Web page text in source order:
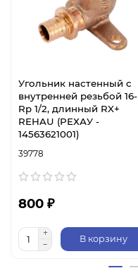
Угольник настенный с
внутренней резьбой 16-
Rp 1/2, длинный RX+
REHAU (РЕХАУ -
14563621001)
39778
800 ₽
В корзину